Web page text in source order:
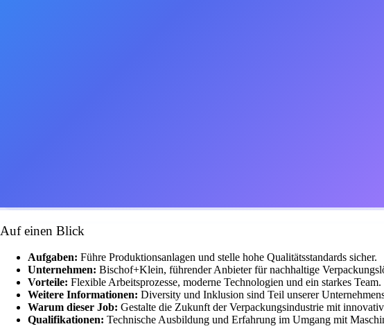
Auf einen Blick
Aufgaben: Führe Produktionsanlagen und stelle hohe Qualitätsstandards sicher.
Unternehmen: Bischof+Klein, führender Anbieter für nachhaltige
Vorteile: Flexible Arbeitsprozesse, moderne Technologien und ein starkes Team.
Weitere Informationen: Diversity und Inklusion sind Teil unserer
Warum dieser Job: Gestalte die Zukunft der Verpackungsindustrie mit
Qualifikationen: Technische Ausbildung und Erfahrung im Umgang mit